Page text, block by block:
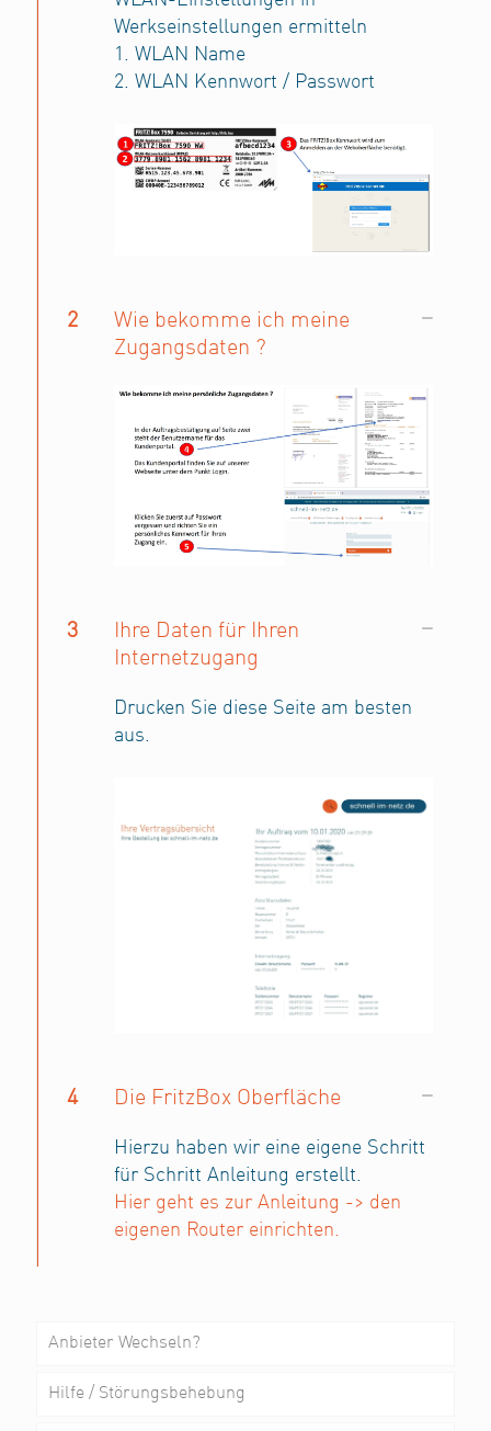
Werkseinstellungen ermitteln
1. WLAN Name
2. WLAN Kennwort / Passwort
2
Wie bekomme ich meine
Zugangsdaten ?
3
Ihre Daten für Ihren
Internetzugang
Drucken Sie diese Seite am besten
aus.
4 Die FritzBox Oberfläche
Hierzu haben wir eine eigene Schritt
für Schritt Anleitung erstellt.
Hier geht es zur Anleitung -> den
eigenen Router einrichten.
Anbieter Wechseln?
Hilfe / Störungsbehebung